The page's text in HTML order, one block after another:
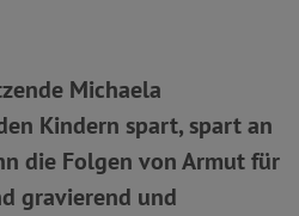
Michaela
Kindern spart, spart an
die Folgen von Armut für
gravierend und